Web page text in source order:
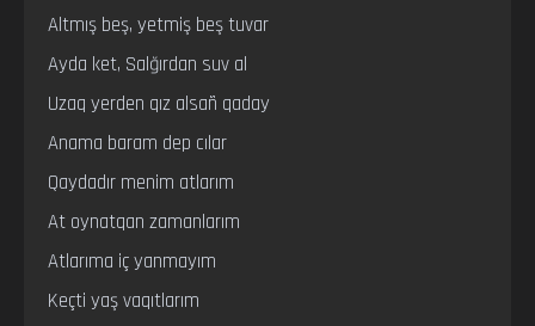
Altmış beş, yetmiş beş tuvar
Ayda ket, Salğırdan suv al
Uzaq yerden qız alsañ qaday
Anama baram dep cılar
Qaydadır menim atlarım
At oynatqan zamanlarım
Atlarıma iç yanmayım
Keçti yaş vaqıtlarım